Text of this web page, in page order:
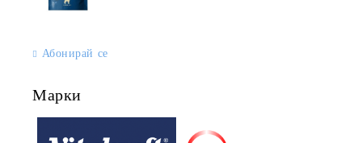
Абонирай се
Марки